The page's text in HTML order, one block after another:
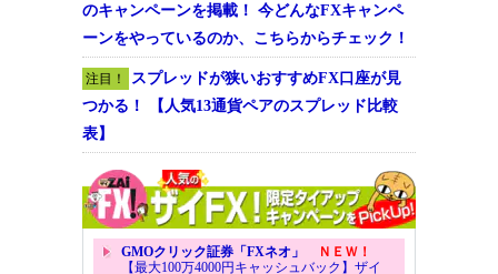
のキャンペーンを掲載！ 今どんなFXキャンペ
ーンをやっているのか、こちらからチェック！
注目！
スプレッドが狭いおすすめFX口座が見
つかる！ 【人気13通貨ペアのスプレッド比較
表】
GMOクリック証券「FXネオ」
ＮＥＷ！
【最大100万4000円キャッシュバック】ザイ